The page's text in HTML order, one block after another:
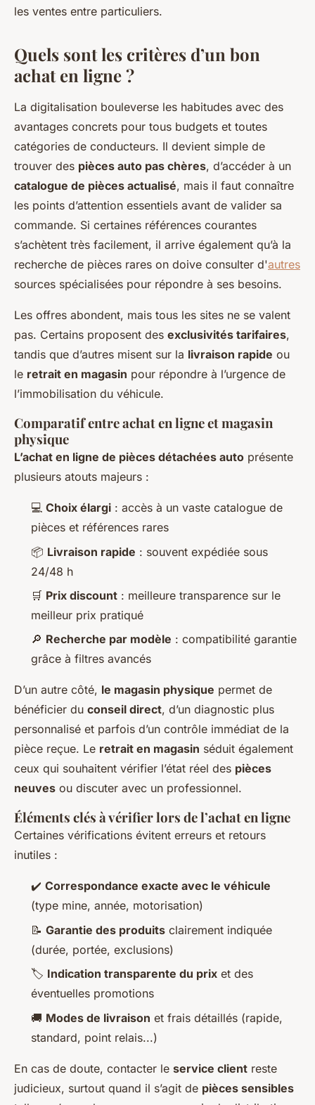
les ventes entre particuliers.
Quels sont les critères d’un bon
achat en ligne ?
La digitalisation bouleverse les habitudes avec des
avantages concrets pour tous budgets et toutes
catégories de conducteurs. Il devient simple de
trouver des pièces auto pas chères, d’accéder à un
catalogue de pièces actualisé, mais il faut connaître
les points d’attention essentiels avant de valider sa
commande. Si certaines références courantes
s’achètent très facilement, il arrive également qu’à la
recherche de pièces rares on doive consulter d'autres
sources spécialisées pour répondre à ses besoins.
Les offres abondent, mais tous les sites ne se valent
pas. Certains proposent des exclusivités tarifaires,
tandis que d’autres misent sur la livraison rapide ou
le retrait en magasin pour répondre à l’urgence de
l’immobilisation du véhicule.
Comparatif entre achat en ligne et magasin
physique
L’achat en ligne de pièces détachées auto présente
plusieurs atouts majeurs :
💻 Choix élargi : accès à un vaste catalogue de
pièces et références rares
📦 Livraison rapide : souvent expédiée sous
24/48 h
🛒 Prix discount : meilleure transparence sur le
meilleur prix pratiqué
🔎 Recherche par modèle : compatibilité garantie
grâce à filtres avancés
D’un autre côté, le magasin physique permet de
bénéficier du conseil direct, d’un diagnostic plus
personnalisé et parfois d’un contrôle immédiat de la
pièce reçue. Le retrait en magasin séduit également
ceux qui souhaitent vérifier l’état réel des pièces
neuves ou discuter avec un professionnel.
Éléments clés à vérifier lors de l’achat en ligne
Certaines vérifications évitent erreurs et retours
inutiles :
✔️ Correspondance exacte avec le véhicule
(type mine, année, motorisation)
📝 Garantie des produits clairement indiquée
(durée, portée, exclusions)
🏷️ Indication transparente du prix et des
éventuelles promotions
🚚 Modes de livraison et frais détaillés (rapide,
standard, point relais...)
En cas de doute, contacter le service client reste
judicieux, surtout quand il s’agit de pièces sensibles